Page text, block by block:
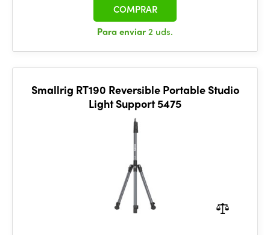
Para enviar2 uds.
COMPRAR
Smallrig RT190 Reversible Portable Studio
Light Support 5475